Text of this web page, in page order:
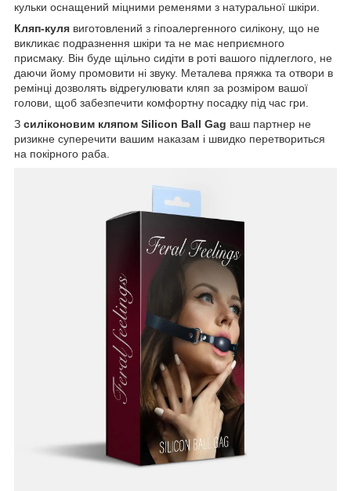
кульки оснащений міцними ременями з натуральної шкіри.
Кляп-куля виготовлений ​​з гіпоалергенного силікону, що не
викликає подразнення шкіри та не має неприємного
присмаку. Він буде щільно сидіти в роті вашого підлеглого, не
даючи йому промовити ні звуку. Металева пряжка та отвори в
ремінці дозволять відрегулювати кляп за розміром вашої
голови, щоб забезпечити комфортну посадку під час гри.
З силіконовим кляпом Silicon Ball Gag ваш партнер не
ризикне суперечити вашим наказам і швидко перетвориться
на покірного раба.